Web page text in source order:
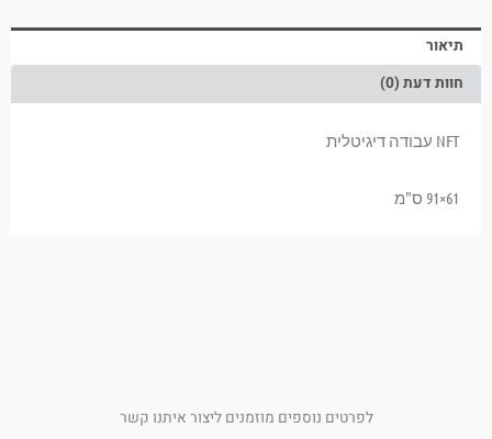
תיאור
חוות דעת (0)
NFT עבודה דיגיטלית
61×91 ס"מ
לפרטים נוספים מוזמנים ליצור איתנו קשר